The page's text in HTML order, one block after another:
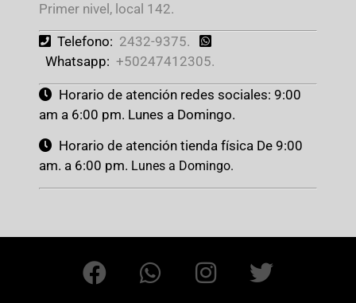
Primer nivel, local 142.
Telefono: 2432-9375.
Whatsapp: +50247412305.
Horario de atención redes sociales: 9:00
am a 6:00 pm. Lunes a Domingo.
Horario de atención tienda física De 9:00
am. a 6:00 pm. Lunes a Domingo.